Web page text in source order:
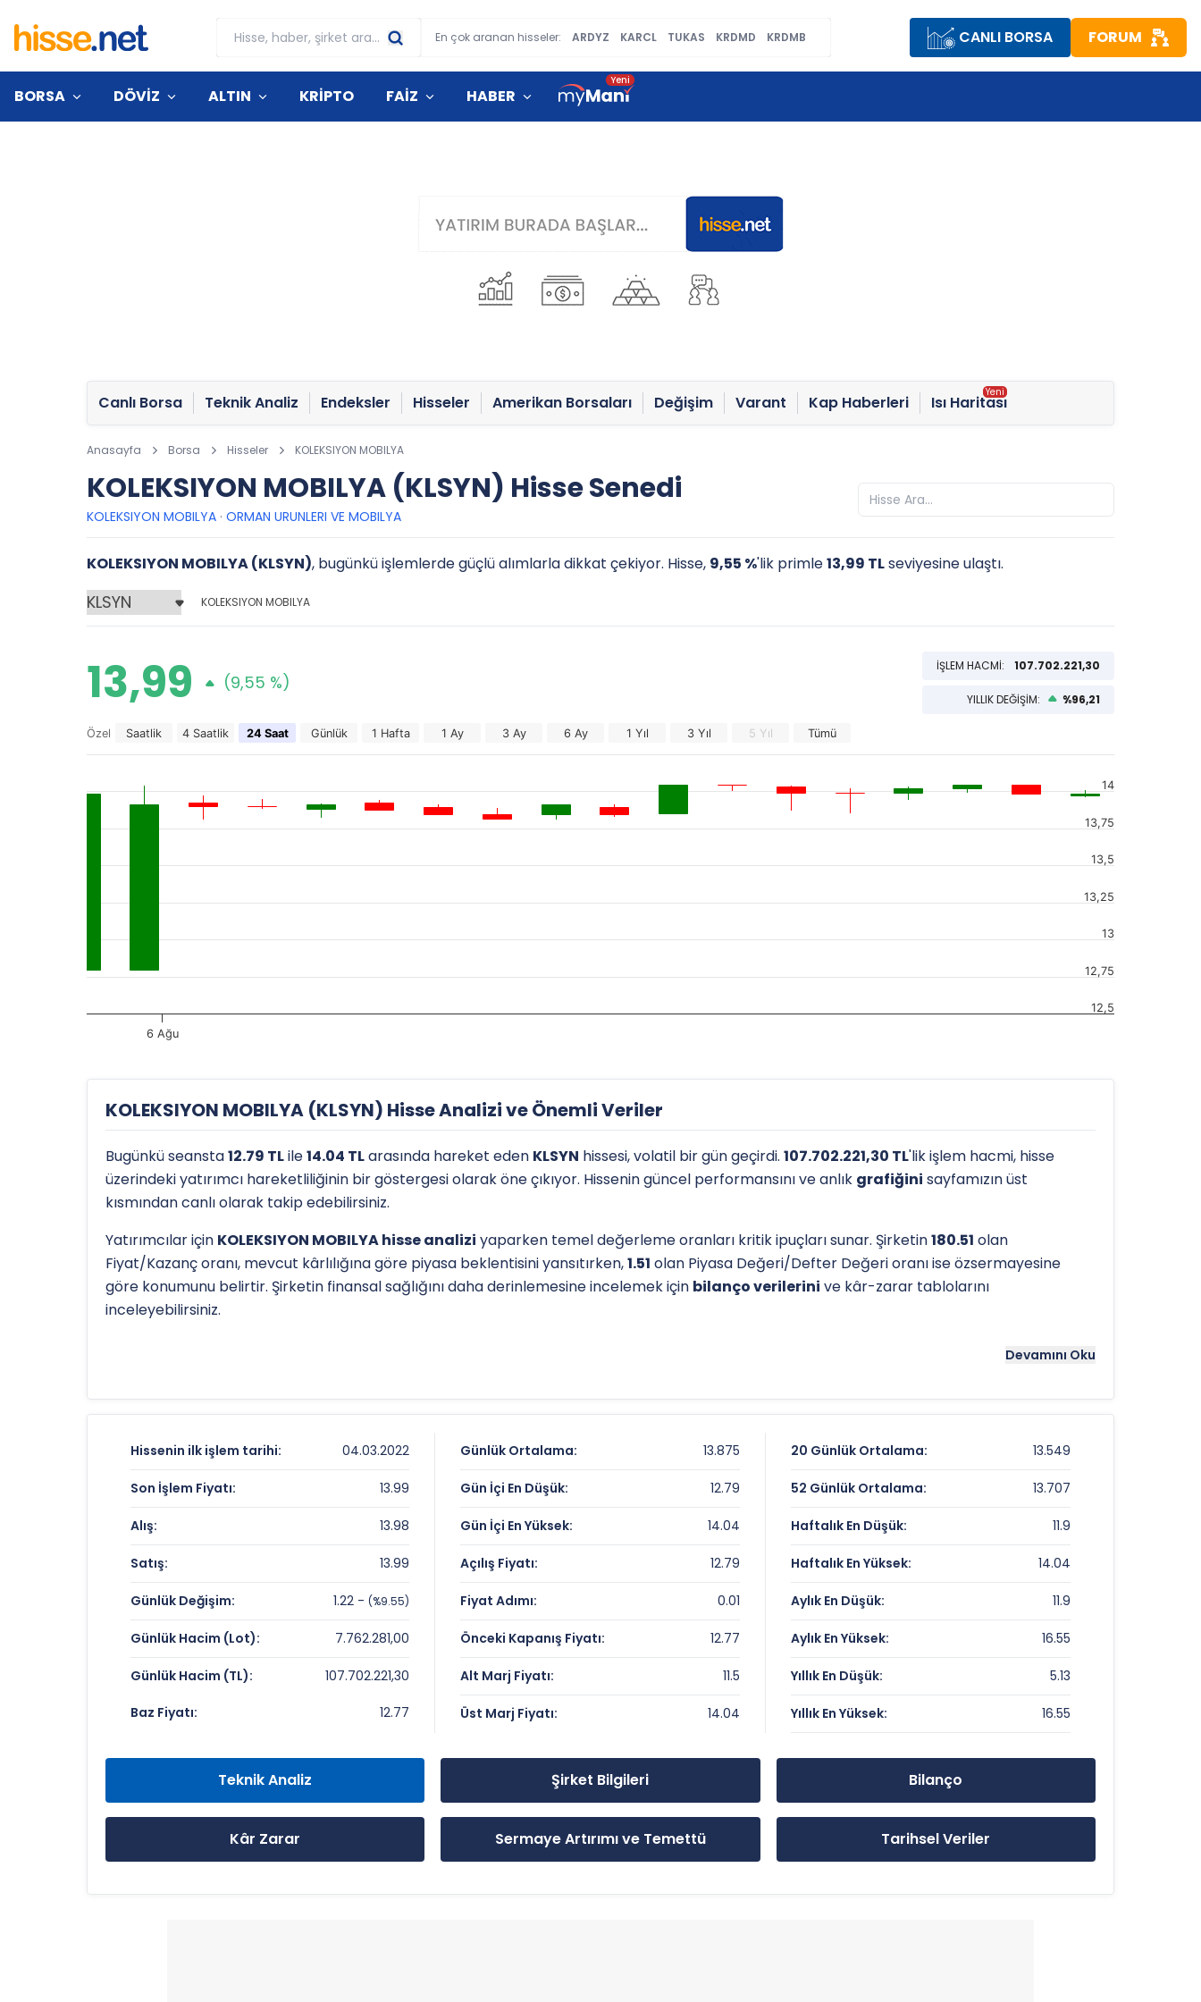
En çok aranan hisseler: ARDYZ KARCL TUKAS KRDMD KRDMB CANLI BORSA FORUM
BORSA DÖVİZ ALTIN KRİPTO FAİZ HABER
Canlı Borsa Teknik Analiz Endeksler Hisseler Amerikan Borsaları Değişim Varant Kap Haberleri Isı Haritası
Anasayfa Borsa Hisseler KOLEKSIYON MOBILYA
KOLEKSIYON MOBILYA (KLSYN) Hisse Senedi
KOLEKSIYON MOBILYA · ORMAN URUNLERI VE MOBILYA
KOLEKSIYON MOBILYA (KLSYN), bugünkü işlemlerde güçlü alımlarla dikkat çekiyor. Hisse, 9,55 %'lik primle13,99 TLseviyesine ulaştı.
KOLEKSIYON MOBILYA
13,99 (9,55 %)
İŞLEM HACMİ: 107.702.221,30
YILLIK DEĞİŞİM: %96,21
Özel Saatlik 4 Saatlik 24 Saat Günlük 1 Hafta 1 Ay 3 Ay 6 Ay 1 Yıl 3 Yıl 5 Yıl Tümü
6 Ağu
12,5
12,75
13
13,25
13,5
13,75
14
KOLEKSIYON MOBILYA (KLSYN) Hisse Analizi ve Önemli Veriler
Bugünkü seansta12.79 TLile14.04 TLarasında hareket eden KLSYN hissesi, volatil bir gün geçirdi. 107.702.221,30 TL'lik işlem hacmi, hisse
üzerindeki yatırımcı hareketliliğinin bir göstergesi olarak öne çıkıyor. Hissenin güncel performansını ve anlık grafiğini sayfamızın üst
kısmından canlı olarak takip edebilirsiniz.
Yatırımcılar için KOLEKSIYON MOBILYA hisse analizi yaparken temel değerleme oranları kritik ipuçları sunar. Şirketin180.51 olan
Fiyat/Kazanç oranı, mevcut kârlılığına göre piyasa beklentisini yansıtırken,1.51 olan Piyasa Değeri/Defter Değeri oranı ise özsermayesine
göre konumunu belirtir. Şirketin finansal sağlığını daha derinlemesine incelemek için bilanço verilerini ve kâr-zarar tablolarını
inceleyebilirsiniz.
göstergeleri önemli bir araçtır. Hissenin16.55
detaylı indikatör analizlerineteknik analiz sayfamızdanulaşabilirsiniz.
KOLEKSIYON MOBILYA Fiyat ve Getiri Karnesi
Anlık Fiyat:
13,99 TL
Günlük Değişim:
9,55%
Yıllık Getiri:
KOLEKSIYON MOBILYA Değerleme Çarpanları
Fiyat/Kazanç (F/K):
180.51
Piyasa Değeri/Defter Değeri (PD/DD):
KOLEKSIYON MOBILYA Rekorlar ve Önemli Seviyeler
14.04 TL
Son 1 Yılın Dibi:
5.13 TL
Devamını Oku
Hissenin ilk işlem tarihi: 04.03.2022
Son İşlem Fiyatı: 13.99
Alış: 13.98
Satış: 13.99
Günlük Değişim: 1.22 -(%9.55)
Günlük Hacim (Lot): 7.762.281,00
Günlük Hacim (TL): 107.702.221,30
Baz Fiyatı: 12.77
Günlük Ortalama: 13.875
Gün İçi En Düşük: 12.79
Gün İçi En Yüksek: 14.04
Açılış Fiyatı: 12.79
Fiyat Adımı: 0.01
Önceki Kapanış Fiyatı: 12.77
Alt Marj Fiyatı: 11.5
Üst Marj Fiyatı: 14.04
20 Günlük Ortalama: 13.549
52 Günlük Ortalama: 13.707
Haftalık En Düşük: 11.9
Haftalık En Yüksek: 14.04
Aylık En Düşük: 11.9
Aylık En Yüksek: 16.55
Yıllık En Düşük: 5.13
Yıllık En Yüksek: 16.55
Teknik Analiz Şirket Bilgileri Bilanço
Kâr Zarar Sermaye Artırımı ve Temettü Tarihsel Veriler